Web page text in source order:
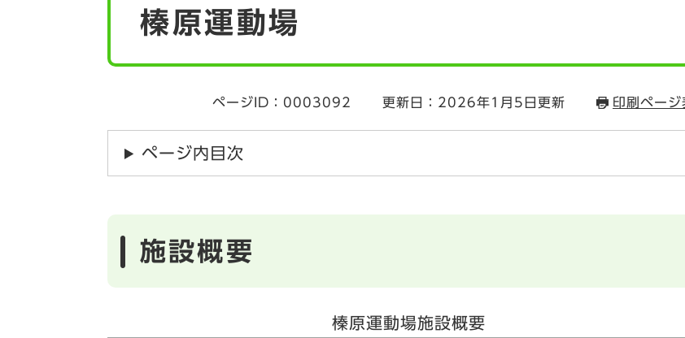
榛原運動場
ページID：0003092 更新日：2026年1月5日更新 印刷ページ
ページ内目次
施設概要
榛原運動場施設概要